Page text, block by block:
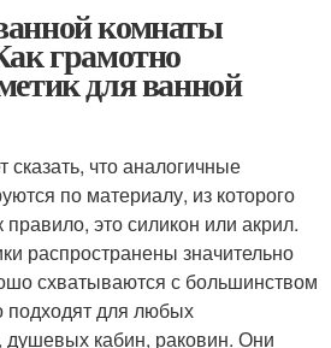
комнаты
грамотно
для ванной
сказать, что аналогичные
по материалу, из которого
это силикон или акрил.
распространены значительно
схватываются с большинством
подходят для любых
душевых кабин, раковин. Они